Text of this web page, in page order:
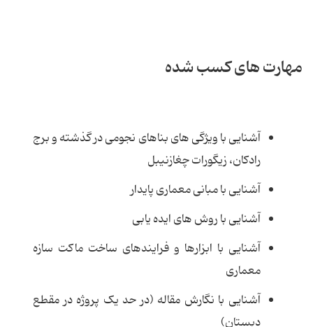
مهارت های کسب شده
آشنایی با ویژگی های بناهای نجومی در گذشته و برج
رادکان، زیگورات چغازنیبل
آشنایی با مبانی معماری پایدار
آشنایی با روش های ایده یابی
آشنایی با ابزارها و فرایندهای ساخت ماکت سازه
معماری
آشنایی با نگارش مقاله (در حد یک پروژه در مقطع
دبستان)